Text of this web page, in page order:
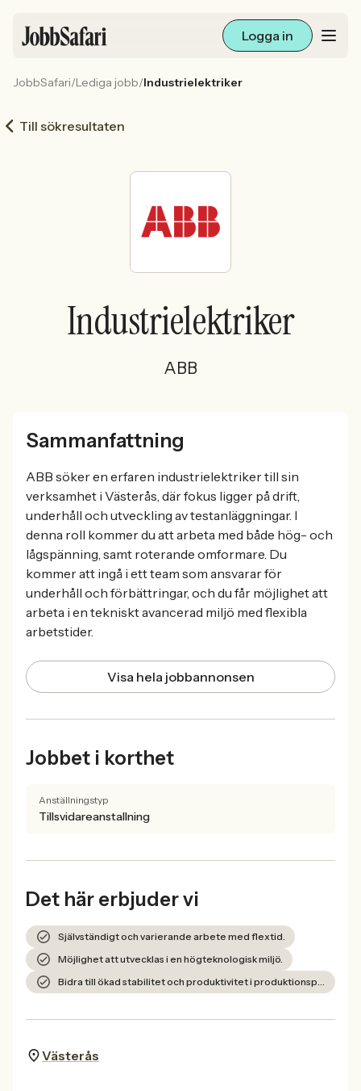
Logga in
Arbetsliv och karriär
För arbetsgivare
Sök med AI
Ny här? Skapa konto
JobbSafari/Lediga jobb/Industrielektriker
Till sökresultaten
Industrielektriker
ABB
Sammanfattning
ABB söker en erfaren industrielektriker till sin
verksamhet i Västerås, där fokus ligger på drift,
underhåll och utveckling av testanläggningar. I
denna roll kommer du att arbeta med både hög- och
lågspänning, samt roterande omformare. Du
kommer att ingå i ett team som ansvarar för
underhåll och förbättringar, och du får möjlighet att
arbeta i en tekniskt avancerad miljö med flexibla
arbetstider.
Visa hela jobbannonsen
Jobbet i korthet
Anställningstyp
Tillsvidareanstallning
Det här erbjuder vi
Självständigt och varierande arbete med flextid.
Möjlighet att utvecklas i en högteknologisk miljö.
Bidra till ökad stabilitet och produktivitet i produktionsprocessen.
Västerås